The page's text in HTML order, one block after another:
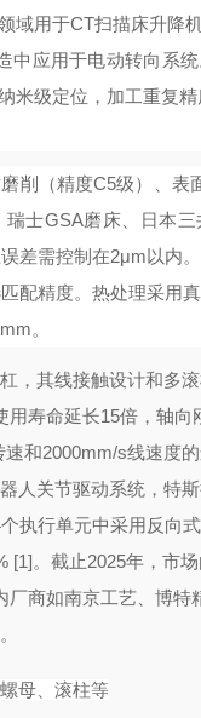
域用于CT扫描床升降
中应用于电动转向系
米级定位，加工重复精
削（精度C5级）、表
瑞士GSA磨床、日本
差需控制在2μm以内
配精度。热处理采用
。
，其线接触设计和多
用寿命延长15倍，轴向
速和2000mm/s线速度
人关节驱动系统，特
执行单元中采用反向
[1]。截止2025年，市
厂商如南京工艺、博特
母、滚柱等